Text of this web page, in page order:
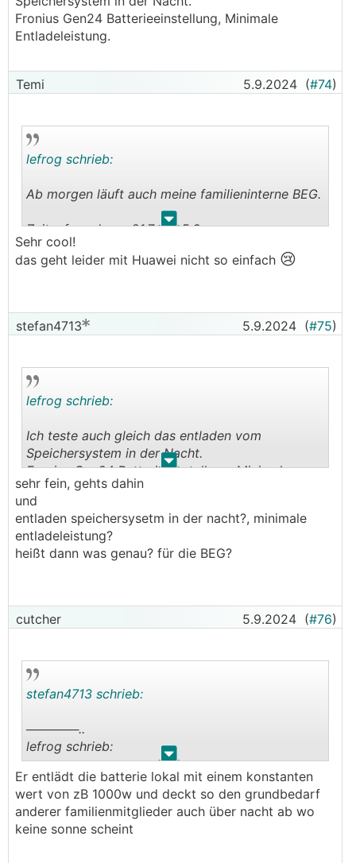
Fronius Gen24 Batterieeinstellung, Minimale
Entladeleistung.
Temi 5.9.2024 (#74)
. .
lefrog schrieb:
Ab morgen läuft auch meine familieninterne BEG.
Zeitaufwand von 21.7. bis 5.9.
Vereinsgründung hat davon mit ca. 5 Wochen am
längsten gedauert.
Verträge mit Netz NÖ und Wr. Netze ca. 1
Werktag
Ich teste auch gleich das entladen vom
Speichersystem in der Nacht.
Fronius Gen24 Batterieeinstellung, Minimale
Sehr cool!
das geht leider mit Huawei nicht so einfach 😢
stefan4713 5.9.2024 (#75)
. .
lefrog schrieb:
Ich teste auch gleich das entladen vom
Speichersystem in der Nacht.
Fronius Gen24 Batterieeinstellung, Minimale
Entladeleistung.
sehr fein, gehts dahin
und
entladen speichersysetm in der nacht?, minimale
entladeleistung?
heißt dann was genau? für die BEG?
cutcher 5.9.2024 (#76)
. .
stefan4713 schrieb:
──────..
lefrog schrieb:
Ich teste auch gleich das entladen vom
Speichersystem in der Nacht.
Fronius Gen24 Batterieeinstellung, Minimale
Entladeleistung.
Er entlädt die batterie lokal mit einem konstanten
wert von zB 1000w und deckt so den grundbedarf
anderer familienmitglieder auch über nacht ab wo
keine sonne scheint